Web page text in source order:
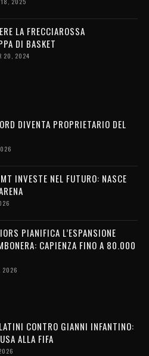
LA FRECCIAROSSA
DI BASKET
20, 2024
DIVENTA PROPRIETARIO DEL
INVESTE NEL FUTURO: NASCE
PIANIFICA L’ESPANSIONE
CAPIENZA FINO A 80.000
2026
CONTRO GIANNI INFANTINO:
ALLA FIFA